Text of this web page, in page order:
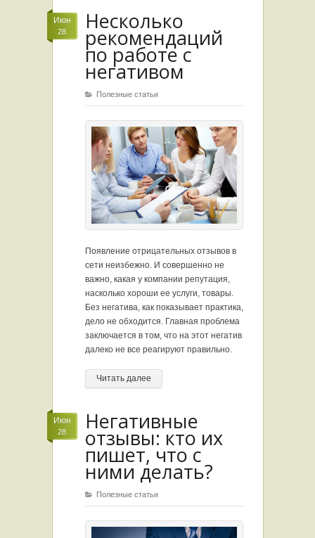
Июн
28 Несколько
рекомендаций
по работе с
негативом
Полезные статьи
Появление отрицательных отзывов в
сети неизбежно. И совершенно не
важно, какая у компании репутация,
насколько хороши ее услуги, товары.
Без негатива, как показывает практика,
дело не обходится. Главная проблема
заключается в том, что на этот негатив
далеко не все реагируют правильно.
Читать далее
Июн
28 Негативные
отзывы: кто их
пишет, что с
ними делать?
Полезные статьи